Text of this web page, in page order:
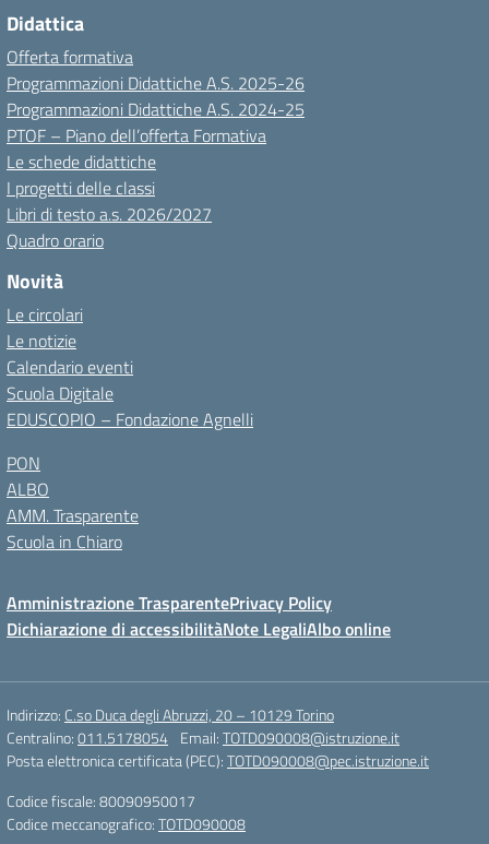
Didattica
Offerta formativa
Programmazioni Didattiche A.S. 2025-26
Programmazioni Didattiche A.S. 2024-25
PTOF – Piano dell’offerta Formativa
Le schede didattiche
I progetti delle classi
Libri di testo a.s. 2026/2027
Quadro orario
Novità
Le circolari
Le notizie
Calendario eventi
Scuola Digitale
EDUSCOPIO – Fondazione Agnelli
PON
ALBO
AMM. Trasparente
Scuola in Chiaro
Amministrazione TrasparentePrivacy Policy
Dichiarazione di accessibilitàNote LegaliAlbo online
Indirizzo: C.so Duca degli Abruzzi, 20 – 10129 Torino
Centralino:011.5178054 Email:TOTD090008@istruzione.it
Posta elettronica certificata (PEC):TOTD090008@pec.istruzione.it
Codice fiscale: 80090950017
Codice meccanografico:TOTD090008